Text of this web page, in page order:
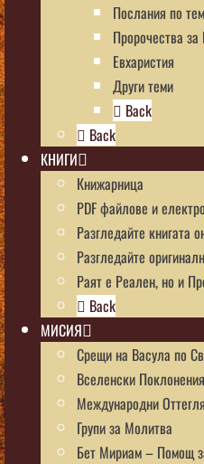
Послания по
Пророчества за
Евхаристия
Други теми
Back
Back
КНИГИ
Книжарница
PDF файлове и
Разгледайте книгата
Разгледайте
Раят е Реален, но и
Back
МИСИЯ
Срещи на Васула по
Вселенски Поклонения
Международни
Групи за Молитва
Бет Мириам – Помощ